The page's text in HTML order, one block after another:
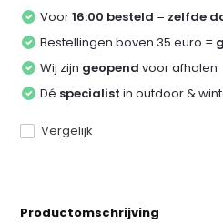
Voor16:00 besteld = zelfde
Bestellingen boven 35 euro =
Wij zijn geopend voor afhalen
Dé specialist in outdoor &
Vergelijk
Productomschrijving